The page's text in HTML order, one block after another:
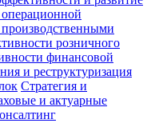
розничного
финансовой
и реструктуризация
Стратегия и
и актуарные